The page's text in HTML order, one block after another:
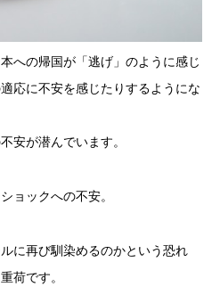
への帰国が「逃げ」のように感じ
応に不安を感じたりするようにな
安が潜んでいます。
ョックへの不安。
に再び馴染めるのかという恐れ
荷です。